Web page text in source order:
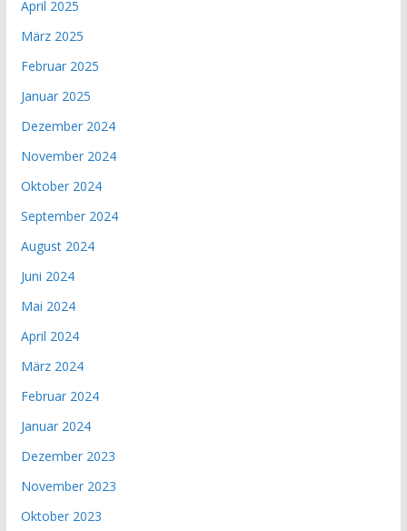
April 2025
März 2025
Februar 2025
Januar 2025
Dezember 2024
November 2024
Oktober 2024
September 2024
August 2024
Juni 2024
Mai 2024
April 2024
März 2024
Februar 2024
Januar 2024
Dezember 2023
November 2023
Oktober 2023